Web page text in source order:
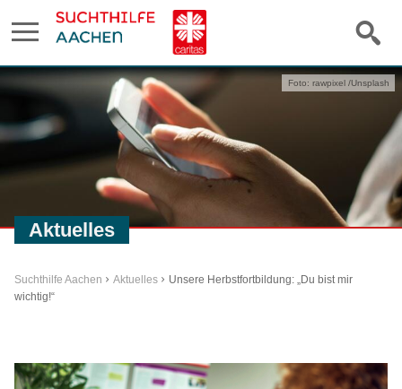
Aktuelles
Foto: rawpixel /Unsplash
Suchthilfe Aachen Aktuelles
Unsere Herbstfortbildung: „Du bist mir
wichtig!“